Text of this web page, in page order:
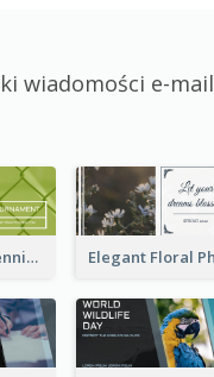
wiadomości e-mail
Green Tennis Photo Tennis Tournament Email Header